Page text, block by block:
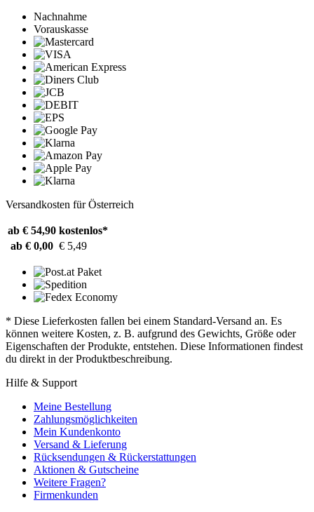
Nachnahme
Vorauskasse
Versandkosten für Österreich
ab € 54,90 kostenlos*
ab € 0,00 € 5,49
* Diese Lieferkosten fallen bei einem Standard-Versand an. Es
können weitere Kosten, z. B. aufgrund des Gewichts, Größe oder
Eigenschaften der Produkte, entstehen. Diese Informationen findest
du direkt in der Produktbeschreibung.
Hilfe & Support
Meine Bestellung
Zahlungsmöglichkeiten
Mein Kundenkonto
Versand & Lieferung
Rücksendungen & Rückerstattungen
Aktionen & Gutscheine
Weitere Fragen?
Firmenkunden